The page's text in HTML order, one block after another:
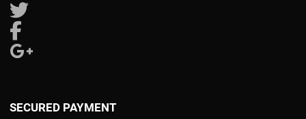
Follow us on Twitter
SECURED PAYMENT